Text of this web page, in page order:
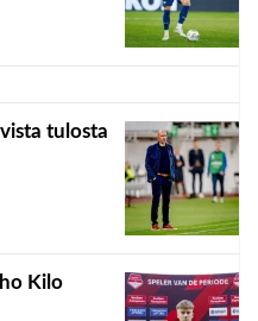
tulosta
Kilo